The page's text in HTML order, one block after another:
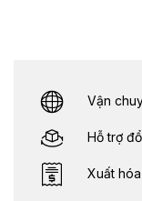
Vận
Hỗ trợ
Xuất